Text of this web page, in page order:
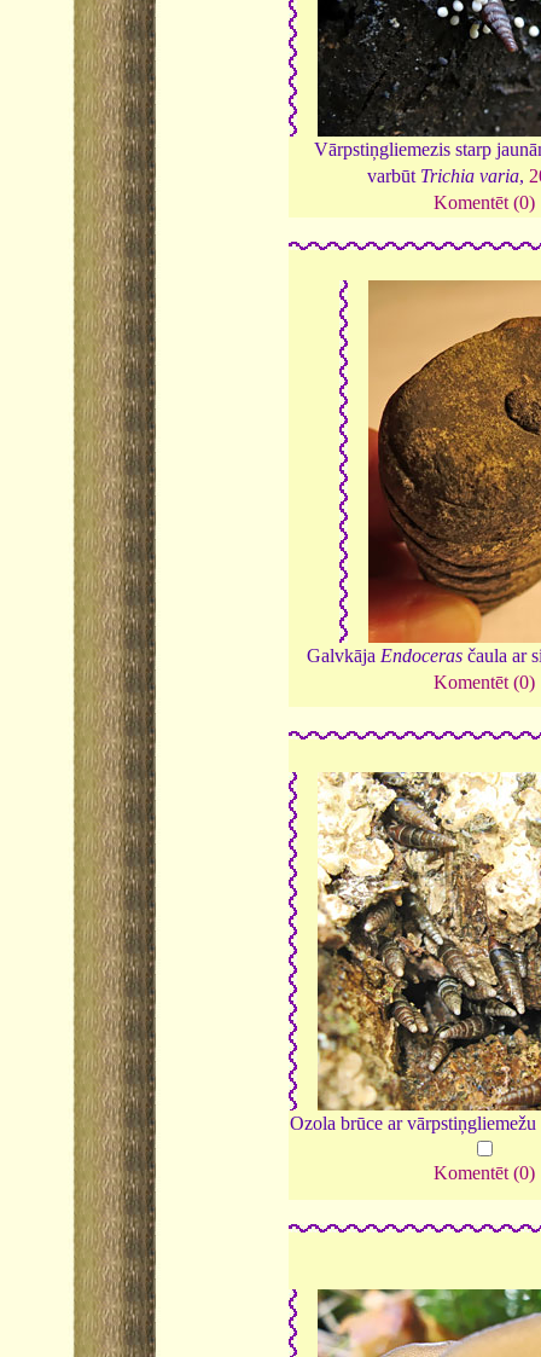
Vārpstiņgliemezis starp
varbūt Trichia varia,
Komentēt (0)
Galvkāja Endoceras čaula ar
Komentēt (0)
Ozola brūce ar
Komentēt (0)